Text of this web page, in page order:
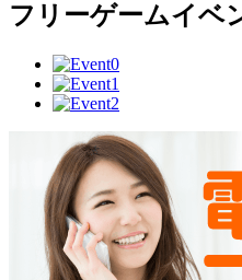
フリーゲームイベ